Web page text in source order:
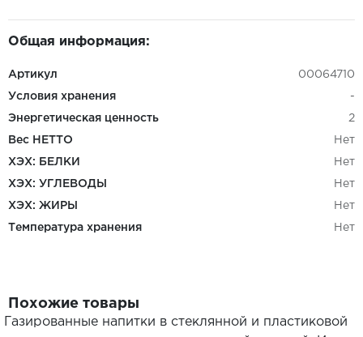
Общая информация:
Артикул 00064710
Условия хранения -
Энергетическая ценность 2
Вес НЕТТО Нет
ХЭХ: БЕЛКИ Нет
ХЭХ: УГЛЕВОДЫ Нет
ХЭХ: ЖИРЫ Нет
Температура хранения Нет
Похожие товары
Газированные напитки в стеклянной и пластиковой